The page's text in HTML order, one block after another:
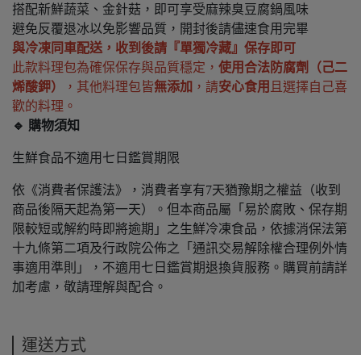
搭配新鮮蔬菜、金針菇，即可享受麻辣臭豆腐鍋風味
避免反覆退冰以免影響品質，開封後請儘速食用完畢
與冷凍同車配送，收到後請『單獨冷藏』保存即可
此款料理包為確保保存與品質穩定， 使用合法防腐劑（己二
烯酸鉀）
，其他料理包皆無添加 ，請安心食用 且選擇自己喜
歡的料理。
🔹 購物須知
生鮮食品不適用七日鑑賞期限
依《消費者保護法》，消費者享有7天猶豫期之權益（收到
商品後隔天起為第一天）。但本商品屬「易於腐敗、保存期
限較短或解約時即將逾期」之生鮮冷凍食品，依據消保法第
十九條第二項及行政院公佈之「通訊交易解除權合理例外情
事適用準則」，不適用七日鑑賞期退換貨服務。購買前請詳
加考慮，敬請理解與配合。
運送方式